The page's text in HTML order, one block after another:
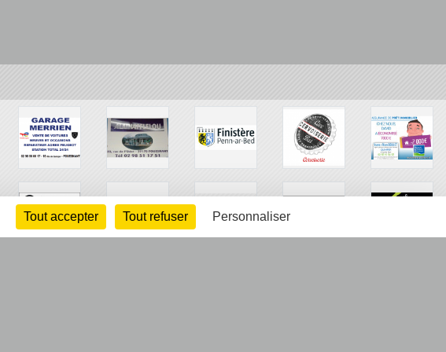
Tout accepter Tout refuser Personnaliser